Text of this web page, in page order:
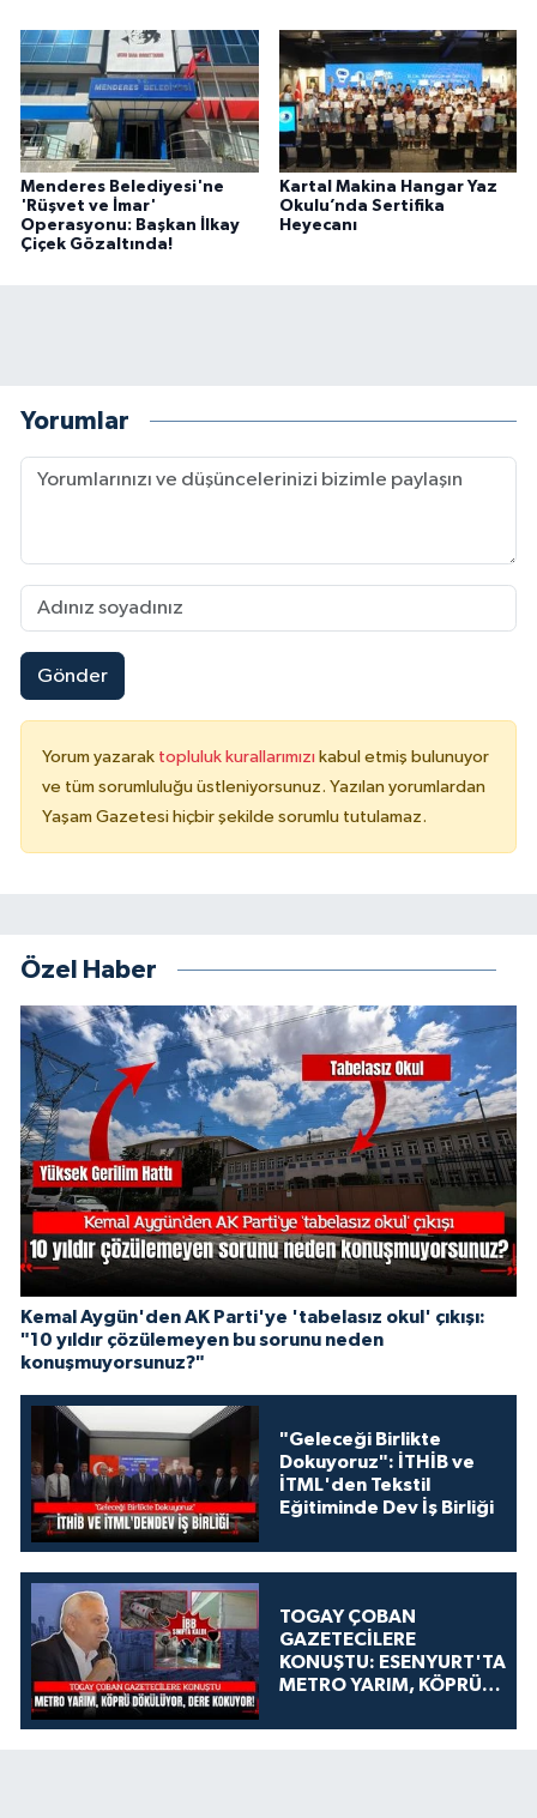
Menderes Belediyesi'ne
'Rüşvet ve İmar'
Operasyonu: Başkan İlkay
Çiçek Gözaltında!
Kartal Makina Hangar Yaz
Okulu’nda Sertifika
Heyecanı
Yorumlar
Gönder
Yorum yazarak topluluk kurallarımızı kabul etmiş bulunuyor
ve tüm sorumluluğu üstleniyorsunuz. Yazılan yorumlardan
Yaşam Gazetesi hiçbir şekilde sorumlu tutulamaz.
Özel Haber
Kemal Aygün'den AK Parti'ye 'tabelasız okul' çıkışı:
"10 yıldır çözülemeyen bu sorunu neden
konuşmuyorsunuz?"
"Geleceği Birlikte
Dokuyoruz": İTHİB ve
İTML'den Tekstil
Eğitiminde Dev İş Birliği
TOGAY ÇOBAN
GAZETECİLERE
KONUŞTU: ESENYURT'TA
METRO YARIM, KÖPRÜ
KOKUYOR!